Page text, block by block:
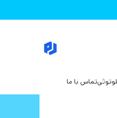
تماس با ما